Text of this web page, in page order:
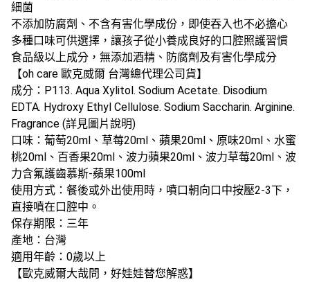
細菌
不添加防腐劑、不含有害化學成份，即使吞入也不必擔心
多種口味可供選擇，讓孩子從小養成良好的口腔照護習慣
食品級以上成分，無添加酒精、防腐劑及有害化學成分
【oh care 歐克威爾 台灣總代理公司貨】
成分：P113. Aqua Xylitol. Sodium Acetate. Disodium
EDTA. Hydroxy Ethyl Cellulose. Sodium Saccharin. Arginine.
Fragrance (詳見圖片說明)
口味：葡萄20ml、草莓20ml、蘋果20ml、原味20ml、水蜜
桃20ml、百香果20ml、波力蘋果20ml、波力草莓20ml、波
力含氟護齒慕斯-蘋果100ml
使用方式：餐後或外出使用時，噴口朝向口中按壓2-3下，
直接噴在口腔中。
保存期限：三年
產地：台灣
適用年齡：0歲以上
【歐克威爾大哉問，好娃娃替您解惑】